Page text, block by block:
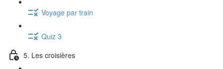
Voyage par train
Quiz 3
5. Les croisières